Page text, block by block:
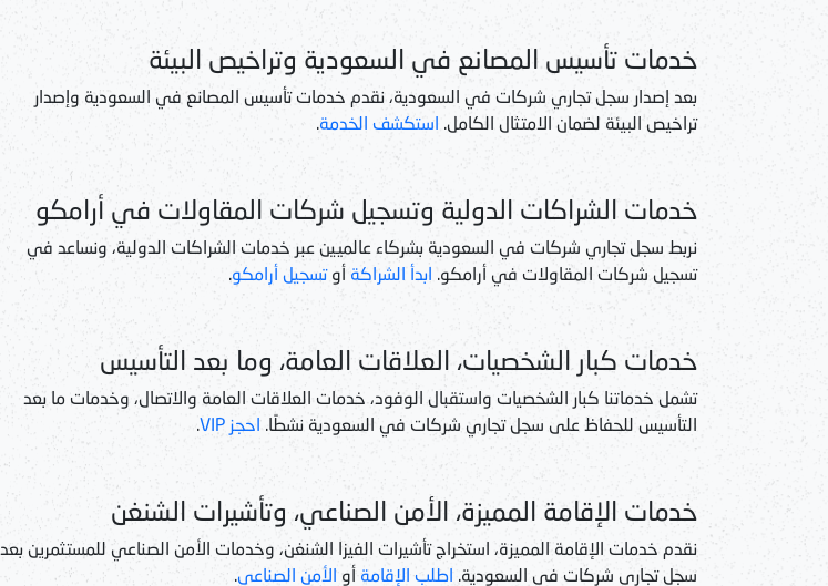
خدمات تأسيس المصانع في السعودية وتراخيص البيئة
بعد إصدار سجل تجاري شركات في السعودية، نقدم خدمات تأسيس المصانع في السعودية وإصدار
تراخيص البيئة لضمان الامتثال الكامل. استكشف الخدمة.
خدمات الشراكات الدولية وتسجيل شركات المقاولات في أرامكو
نربط سجل تجاري شركات في السعودية بشركاء عالميين عبر خدمات الشراكات الدولية، ونساعد في
تسجيل شركات المقاولات في أرامكو. ابدأ الشراكة أوتسجيل أرامكو.
خدمات كبار الشخصيات، العلاقات العامة، وما بعد التأسيس
تشمل خدماتنا كبار الشخصيات واستقبال الوفود، خدمات العلاقات العامة والاتصال، وخدمات ما بعد
التأسيس للحفاظ على سجل تجاري شركات في السعودية نشطًا. احجز VIP .
خدمات الإقامة المميزة، الأمن الصناعي، وتأشيرات الشنغن
نقدم خدمات الإقامة المميزة، استخراج تأشيرات الفيزا الشنغن، وخدمات الأمن الصناعي للمستثمرين بعد
سجل تجاري شركات في السعودية. اطلب الإقامة أو الأمن الصناعي.